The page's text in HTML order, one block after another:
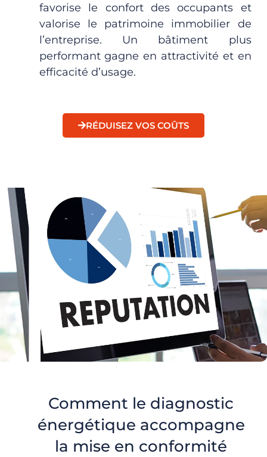
favorise le confort des occupants et
valorise le patrimoine immobilier de
l’entreprise. Un bâtiment plus
performant gagne en attractivité et en
efficacité d’usage.
RÉDUISEZ VOS COÛTS
Comment le diagnostic
énergétique accompagne
la mise en conformité